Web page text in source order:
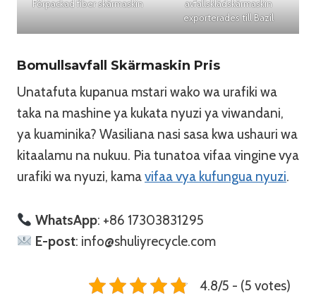
Förpackad fiber skärmaskin
avfallsklädskärmaskin
exporterades till Bazil
Bomullsavfall Skärmaskin Pris
Unatafuta kupanua mstari wako wa urafiki wa
taka na mashine ya kukata nyuzi ya viwandani,
ya kuaminika? Wasiliana nasi sasa kwa ushauri wa
kitaalamu na nukuu. Pia tunatoa vifaa vingine vya
urafiki wa nyuzi, kamavifaa vya kufungua nyuzi.
WhatsApp: +86 17303831295
E-post: info@shuliyrecycle.com
4.8/5 - (5 votes)